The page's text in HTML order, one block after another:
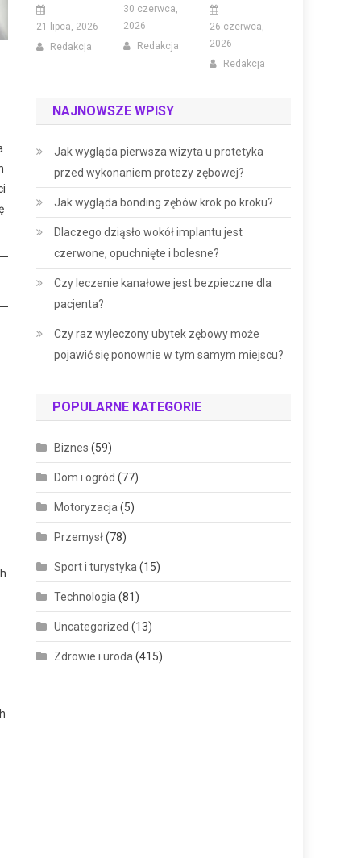
21 lipca, 2026
Redakcja
30 czerwca,
2026
Redakcja
26 czerwca,
2026
Redakcja
NAJNOWSZE WPISY
Jak wygląda pierwsza wizyta u protetyka
przed wykonaniem protezy zębowej?
Jak wygląda bonding zębów krok po kroku?
Dlaczego dziąsło wokół implantu jest
czerwone, opuchnięte i bolesne?
Czy leczenie kanałowe jest bezpieczne dla
pacjenta?
Czy raz wyleczony ubytek zębowy może
pojawić się ponownie w tym samym miejscu?
POPULARNE KATEGORIE
Biznes (59)
Dom i ogród (77)
Motoryzacja(5)
Przemysł(78)
Sport i turystyka(15)
Technologia(81)
Uncategorized (13)
Zdrowie i uroda(415)